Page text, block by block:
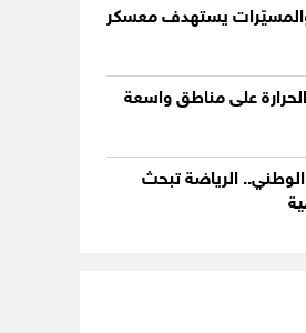
يستهدف معسكر
على مناطق واسعة
الرياضة تبحث